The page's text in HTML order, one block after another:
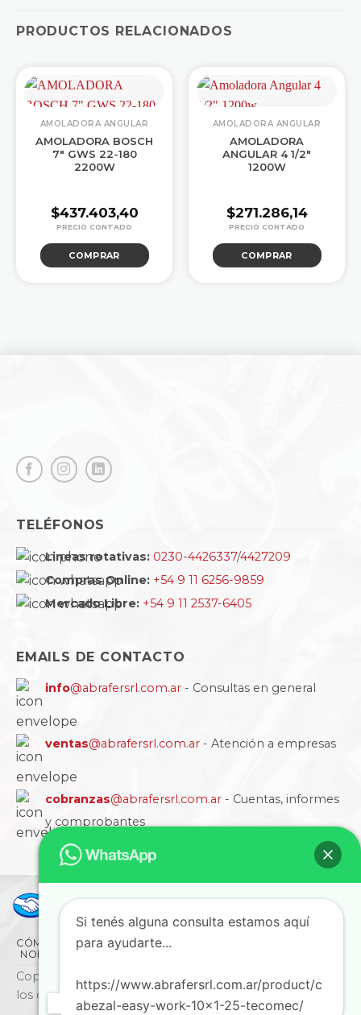
PRODUCTOS RELACIONADOS
AMOLADORA ANGULAR
AMOLADORA BOSCH
7″ GWS 22-180
2200W
$437.403,40
COMPRAR
AMOLADORA ANGULAR
AMOLADORA
ANGULAR 4 1/2″
1200W
$271.286,14
COMPRAR
TELÉFONOS
Lineas rotativas: 0230-4426337/4427209
Compras Online: +54 9 11 6256-9859
Mercado Libre: +54 9 11 2537-6405
EMAILS DE CONTACTO
info@abrafersrl.com.ar - Consultas en general
ventas@abrafersrl.com.ar - Atención a empresas
cobranzas@abrafersrl.com.ar - Cuentas, informes
y comprobantes
CÓMO COMPRAR CONDICIONES
NORMAS IRAM
BLOG
Copyright © 2026 ABRAFER SRL - Todos
los derechos reservados
Si tenés alguna consulta estamos aquí
para ayudarte...
https://www.abrafersrl.com.ar/product/c
abezal-easy-work-10x1-25-tecomec/